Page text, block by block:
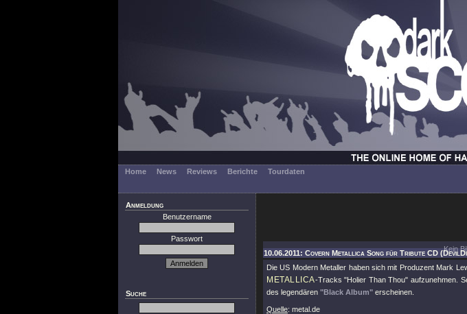
Home News Reviews Berichte
Tourdaten
Anmeldung
Benutzername
Passwort
Suche
Kein
10.06.2011: Covern Metallica Song für Tribute CD
Die US Modern Metaller haben sich mit Produzent Mark
METALLICA-Tracks "Holier Than Thou" aufzunehmen.
des legendären "Black Album" erscheinen.
Quelle: metal.de